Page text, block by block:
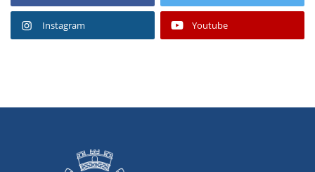
Instagram Youtube